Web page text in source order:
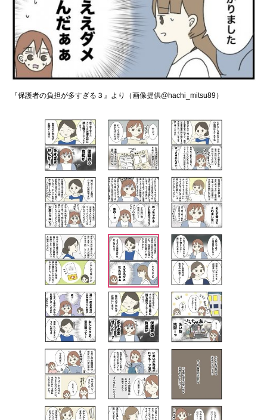
『保護者の負担が多すぎる３』より（画像提供@hachi_mitsu89）